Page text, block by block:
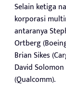
Selain ketiga
korporasi
antaranya
Ortberg
Brian Sikes
David
(Qualcomm).